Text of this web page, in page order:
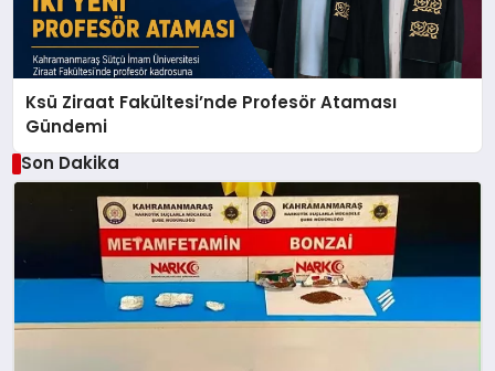
Ksü Ziraat Fakültesi’nde Profesör Ataması
Gündemi
Son Dakika